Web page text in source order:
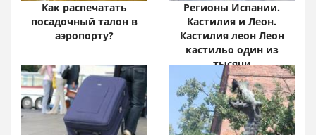
Как распечатать
посадочный талон в
аэропорту?
Регионы Испании.
Кастилия и Леон.
Кастилия леон Леон
кастильо один из
тысячи